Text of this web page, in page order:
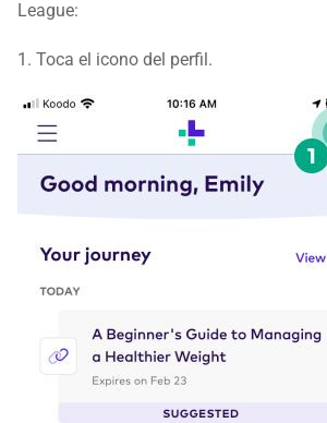
League:
1. Toca el icono del perfil.